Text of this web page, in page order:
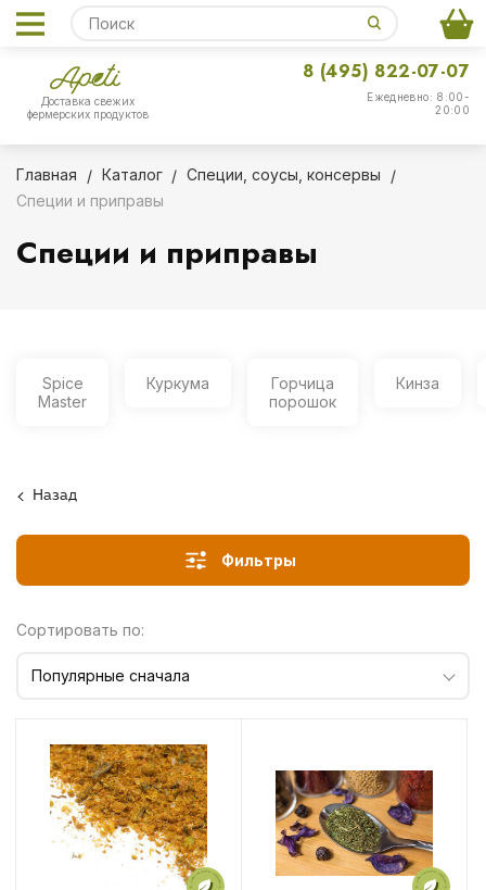
Доставка свежих
фермерских продуктов
Ежедневно: 8:00-
20:00
8 (495) 822-07-07
Главная Каталог
Специи, соусы, консервы
Специи и приправы
Специи и приправы
Spice
Master
Куркума
Горчица
порошок
Кинза
Назад
Фильтры
Сортировать по:
Популярные сначала